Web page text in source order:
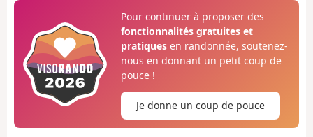
Pour continuer à proposer des
fonctionnalités gratuites et
pratiquesen randonnée, soutenez-
nous en donnant un petit coup de
pouce !
Je donne un coup de pouce